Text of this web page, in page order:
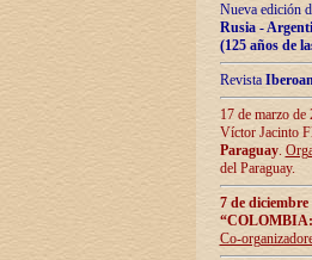
Nueva edición
Rusia -
(125 años de
Revista
17 de marzo
Víctor Jacinto
Paraguay.
del Paraguay.
7 de
Co-